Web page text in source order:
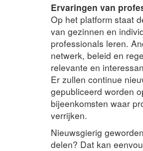
Ervaringen van
Op het platform staat
van gezinnen en
professionals leren.
netwerk, beleid en
relevante en
Er zullen continue
gepubliceerd worden
bijeenkomsten waar
verrijken.
Nieuwsgierig
delen? Dat kan